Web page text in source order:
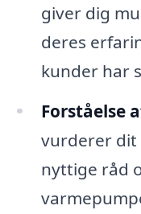
giver dig
deres
kunder har
Forståelse
vurderer dit
nyttige råd